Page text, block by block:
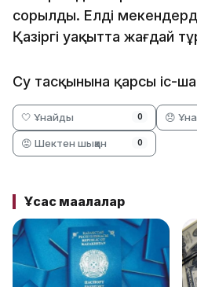
сорылды. Елді
Қазіргі уақытта жағдай
Су тасқынына қарсы іс-
🤍 Ұнайды 0 😞
😡 Шектен шыққан 0
Ұқсас мақалалар